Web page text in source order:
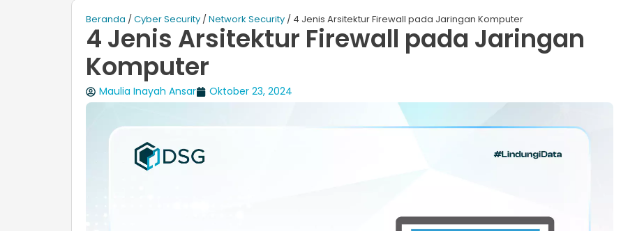
Beranda /Cyber Security /Network Security / 4 Jenis Arsitektur Firewall pada Jaringan Komputer
4 Jenis Arsitektur Firewall pada Jaringan
Komputer
Maulia Inayah Ansar Oktober 23, 2024